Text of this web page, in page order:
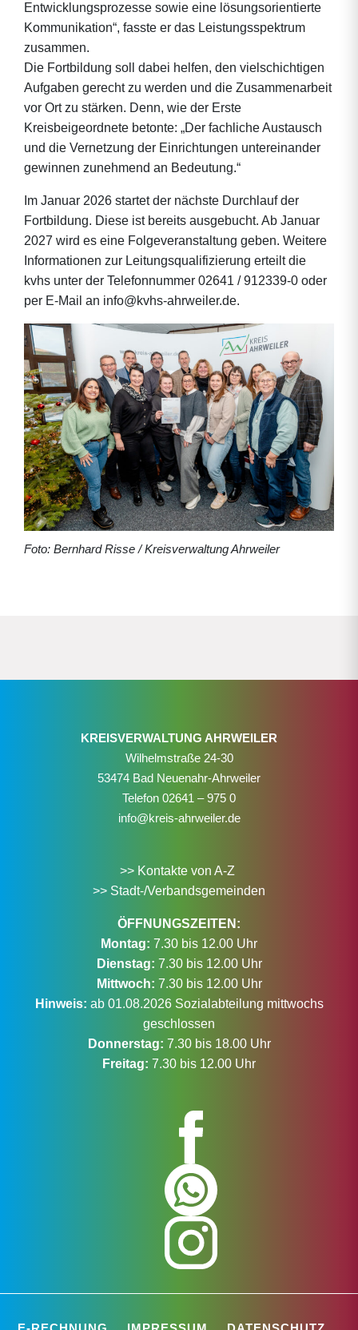
Entwicklungsprozesse sowie eine lösungsorientierte
Kommunikation“, fasste er das Leistungsspektrum
zusammen.
Die Fortbildung soll dabei helfen, den vielschichtigen
Aufgaben gerecht zu werden und die Zusammenarbeit
vor Ort zu stärken. Denn, wie der Erste
Kreisbeigeordnete betonte: „Der fachliche Austausch
und die Vernetzung der Einrichtungen untereinander
gewinnen zunehmend an Bedeutung.“
Im Januar 2026 startet der nächste Durchlauf der
Fortbildung. Diese ist bereits ausgebucht. Ab Januar
2027 wird es eine Folgeveranstaltung geben. Weitere
Informationen zur Leitungsqualifizierung erteilt die
kvhs unter der Telefonnummer 02641 / 912339-0 oder
per E-Mail an info@kvhs-ahrweiler.de.
Foto: Bernhard Risse / Kreisverwaltung Ahrweiler
KREISVERWALTUNG AHRWEILER
Wilhelmstraße 24-30
53474 Bad Neuenahr-Ahrweiler
Telefon 02641 – 975 0
info@kreis-ahrweiler.de
>> Kontakte von A-Z
>> Stadt-/Verbandsgemeinden
ÖFFNUNGSZEITEN:
Montag: 7.30 bis 12.00 Uhr
Dienstag: 7.30 bis 12.00 Uhr
Mittwoch: 7.30 bis 12.00 Uhr
Hinweis: ab 01.08.2026 Sozialabteilung mittwochs
geschlossen
Donnerstag: 7.30 bis 18.00 Uhr
Freitag: 7.30 bis 12.00 Uhr